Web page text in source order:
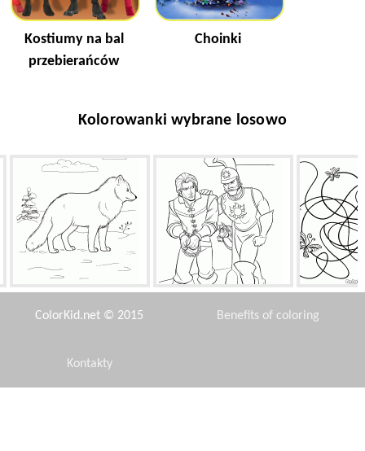
Kostiumy na bal
przebierańców
Choinki
Kolorowanki wybrane losowo
Lis polarny Flynn aresztowany
ColorKid.net © 2015 Benefits of coloring
Kontakty